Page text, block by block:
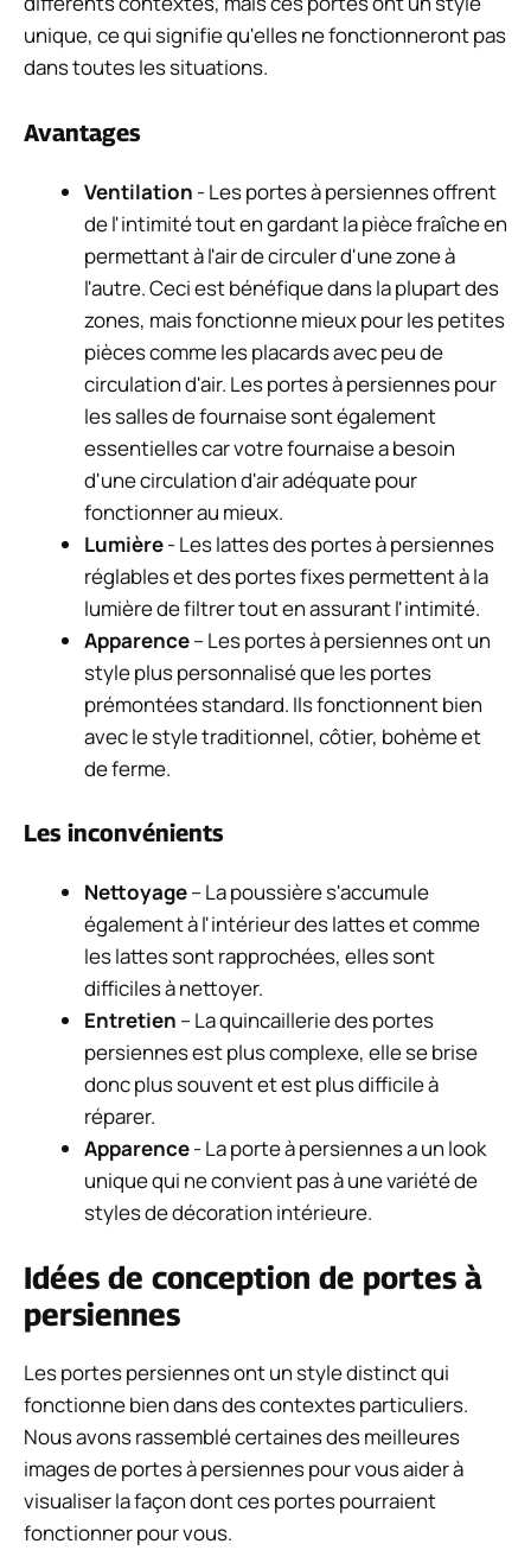
unique, ce qui signifie qu'elles ne fonctionneront pas
dans toutes les situations.
Avantages
Ventilation - Les portes à persiennes offrent
de l'intimité tout en gardant la pièce fraîche en
permettant à l'air de circuler d'une zone à
l'autre. Ceci est bénéfique dans la plupart des
zones, mais fonctionne mieux pour les petites
pièces comme les placards avec peu de
circulation d'air. Les portes à persiennes pour
les salles de fournaise sont également
essentielles car votre fournaise a besoin
d'une circulation d'air adéquate pour
fonctionner au mieux.
Lumière- Les lattes des portes à persiennes
réglables et des portes fixes permettent à la
lumière de filtrer tout en assurant l'intimité.
Apparence– Les portes à persiennes ont un
style plus personnalisé que les portes
prémontées standard. Ils fonctionnent bien
avec le style traditionnel, côtier, bohème et
de ferme.
Les inconvénients
Nettoyage– La poussière s'accumule
également à l'intérieur des lattes et comme
les lattes sont rapprochées, elles sont
difficiles à nettoyer.
Entretien – La quincaillerie des portes
persiennes est plus complexe, elle se brise
donc plus souvent et est plus difficile à
réparer.
Apparence- La porte à persiennes a un look
unique qui ne convient pas à une variété de
styles de décoration intérieure.
Idées de conception de portes à
persiennes
Les portes persiennes ont un style distinct qui
fonctionne bien dans des contextes particuliers.
Nous avons rassemblé certaines des meilleures
images de portes à persiennes pour vous aider à
visualiser la façon dont ces portes pourraient
fonctionner pour vous.